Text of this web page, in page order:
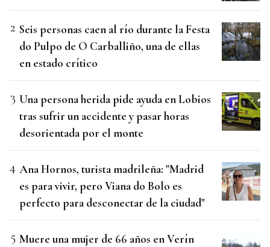
Seis personas caen al río durante la Festa
do Pulpo de O Carballiño, una de ellas
en estado crítico
Una persona herida pide ayuda en Lobios
tras sufrir un accidente y pasar horas
desorientada por el monte
Ana Hornos, turista madrileña: "Madrid
es para vivir, pero Viana do Bolo es
perfecto para desconectar de la ciudad"
Muere una mujer de 66 años en Verín